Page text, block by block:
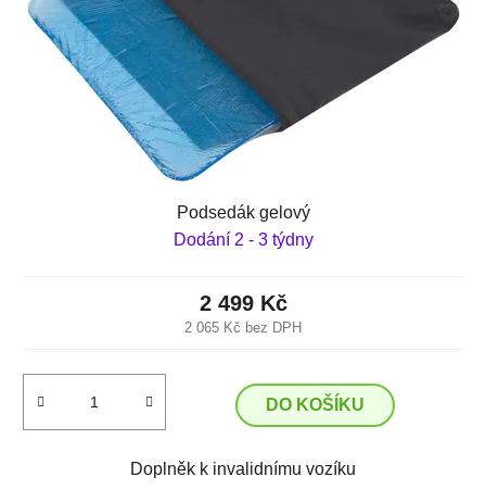
Podsedák gelový
Dodání 2 - 3 týdny
2 065 Kč bez DPH
2 499 Kč
DO KOŠÍKU
Doplněk k invalidnímu vozíku